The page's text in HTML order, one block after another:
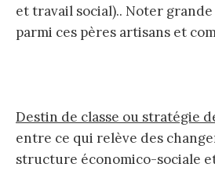
et travail social).. Noter
parmi ces pères artisans et
Destin de classe ou stratégie
entre ce qui relève des
structure économico-sociale